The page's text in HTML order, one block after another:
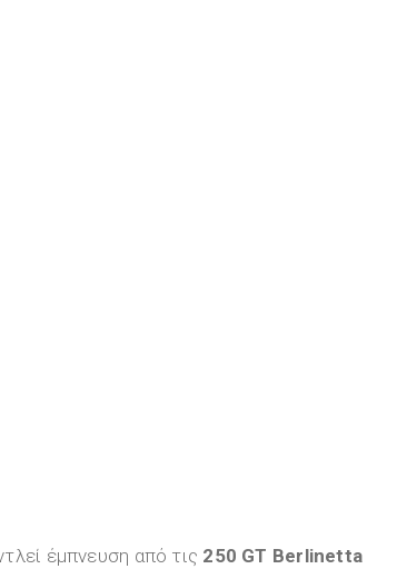
έμπνευση από τις 250 GT Berlinetta